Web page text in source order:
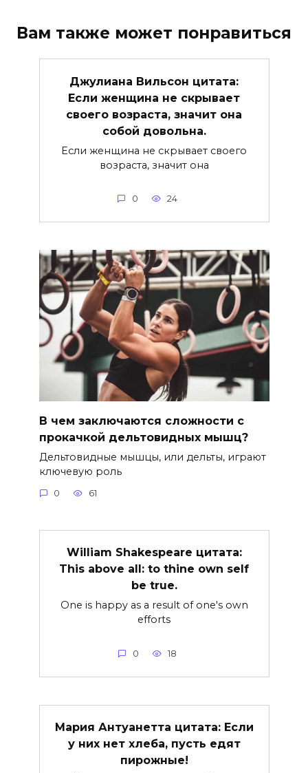
Вам также может понравиться
Джулиана Вильсон цитата:
Если женщина не скрывает
своего возраста, значит она
собой довольна.
Если женщина не скрывает своего
возраста, значит она
0 24
В чем заключаются сложности с
прокачкой дельтовидных мышц?
Дельтовидные мышцы, или дельты, играют
ключевую роль
0 61
William Shakespeare цитата:
This above all: to thine own self
be true.
One is happy as a result of one's own
efforts
0 18
Мария Антуанетта цитата: Если
у них нет хлеба, пусть едят
пирожные!